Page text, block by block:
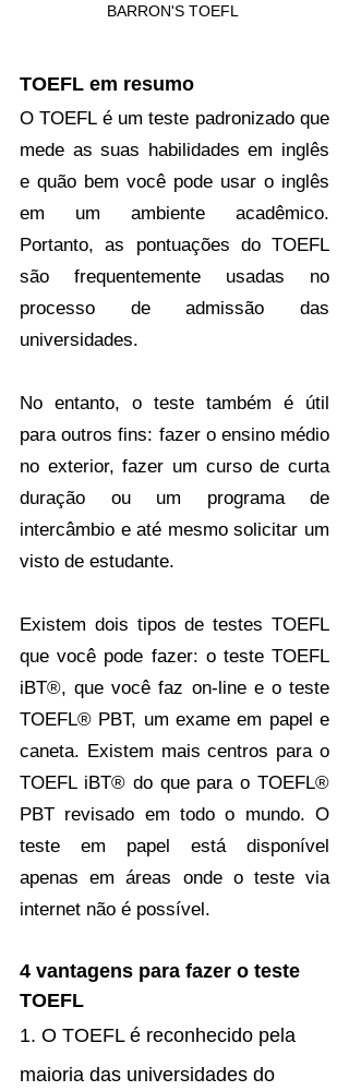
BARRON'S TOEFL
TOEFL em resumo
O TOEFL é um teste padronizado que
mede as suas habilidades em inglês
e quão bem você pode usar o inglês
em um ambiente acadêmico.
Portanto, as pontuações do TOEFL
são frequentemente usadas no
processo de admissão das
universidades.
No entanto, o teste também é útil
para outros fins: fazer o ensino médio
no exterior, fazer um curso de curta
duração ou um programa de
intercâmbio e até mesmo solicitar um
visto de estudante.
Existem dois tipos de testes TOEFL
que você pode fazer: o teste TOEFL
iBT®, que você faz on-line e o teste
TOEFL® PBT, um exame em papel e
caneta. Existem mais centros para o
TOEFL iBT® do que para o TOEFL®
PBT revisado em todo o mundo. O
teste em papel está disponível
apenas em áreas onde o teste via
internet não é possível.
4 vantagens para fazer o teste
TOEFL
1. O TOEFL é reconhecido pela
maioria das universidades do